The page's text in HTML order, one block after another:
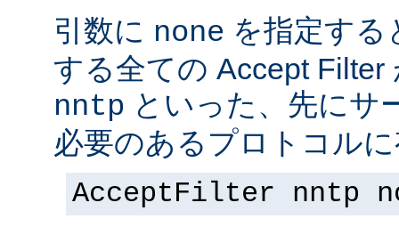
引数に none を指定す
する全ての Accept Filter
nntp といった、先にサ
必要のあるプロトコル
AcceptFilter nntp